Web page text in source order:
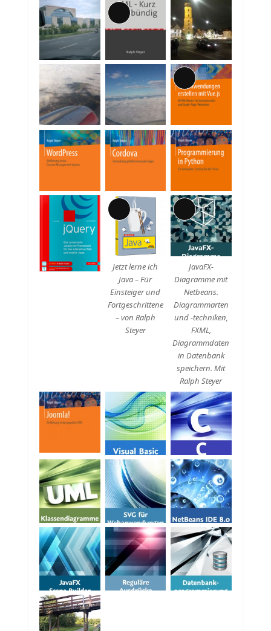
Lange
Beschreibung
Lange
Beschreibung
Lange
Beschreibung
Jetzt lerne ich
Java – Für
Einsteiger und
Fortgeschrittene
– von Ralph
Steyer
Lange
Beschreibung
JavaFX-
Diagramme mit
Netbeans.
Diagrammarten
und -techniken,
FXML,
Diagrammdaten
in Datenbank
speichern. Mit
Ralph Steyer